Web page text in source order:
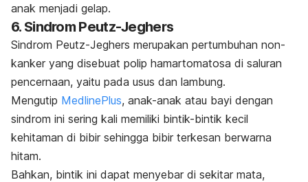
anak menjadi gelap.
6. Sindrom Peutz-Jeghers
Sindrom Peutz-Jeghers merupakan pertumbuhan non-
kanker yang disebuat polip hamartomatosa di saluran
pencernaan, yaitu pada usus dan lambung.
Mengutip MedlinePlus, anak-anak atau bayi dengan
sindrom ini sering kali memiliki bintik-bintik kecil
kehitaman di bibir sehingga bibir terkesan berwarna
hitam.
Bahkan, bintik ini dapat menyebar di sekitar mata,